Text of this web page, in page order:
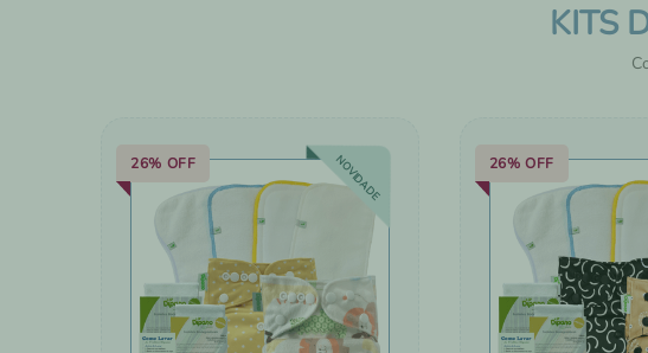
KITS
26% OFF NOVIDADE 26% OFF